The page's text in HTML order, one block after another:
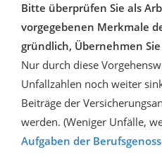
Bitte überprüfen Sie als
vorgegebenen Merkmale
gründlich, Übernehmen
Nur durch diese
Unfallzahlen noch weiter
Beiträge der
werden. (Weniger Unfälle,
Aufgaben der